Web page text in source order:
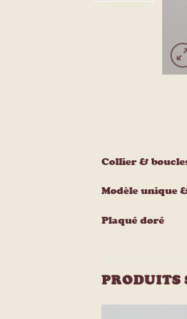
Collier &
Modèle unique
Plaqué doré
PRODUITS